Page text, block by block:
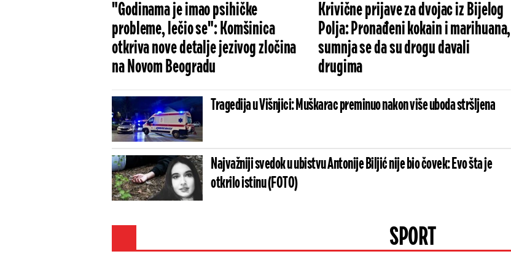
"Godinama je imao psihičke
probleme, lečio se": Komšinica
otkriva nove detalje jezivog zločina
na Novom Beogradu
Krivične prijave za dvojac iz Bijelog
Polja: Pronađeni kokain i marihuana,
sumnja se da su drogu davali
drugima
Tragedija u Višnjici: Muškarac preminuo nakon više uboda stršljena
Najvažniji svedok u ubistvu Antonije Biljić nije bio čovek: Evo šta je
otkrilo istinu (FOTO)
SPORT